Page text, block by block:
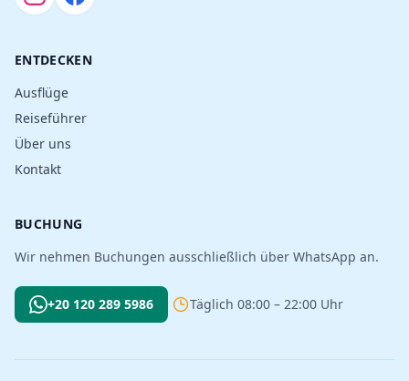
ENTDECKEN
Ausflüge
Reiseführer
Über uns
Kontakt
BUCHUNG
Wir nehmen Buchungen ausschließlich über WhatsApp an.
+20 120 289 5986 Täglich 08:00 – 22:00 Uhr